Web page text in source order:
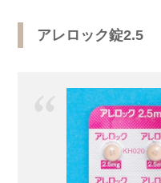
アレロック錠2.5